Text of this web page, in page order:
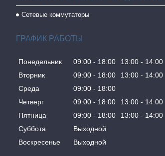
Сетевые коммутаторы
ГРАФИК РАБОТЫ
Понедельник 09:00 18:00 13:00
14:00
Вторник
09:00 18:00 13:00
14:00
Среда
09:00
18:00
Четверг
09:00 18:00 13:00
14:00
Пятница
09:00 18:00 13:00
14:00
Суббота
Выходной
Воскресенье
Выходной